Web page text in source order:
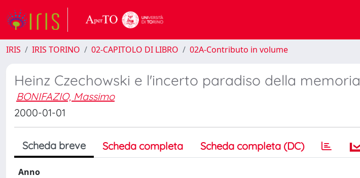
IRIS IRIS TORINO 02-CAPITOLO DI LIBRO 02A-Contributo in volume
Heinz Czechowski e l'incerto paradiso della memoria
BONIFAZIO, Massimo
2000-01-01
Scheda breve Scheda completa Scheda completa (DC)
Anno